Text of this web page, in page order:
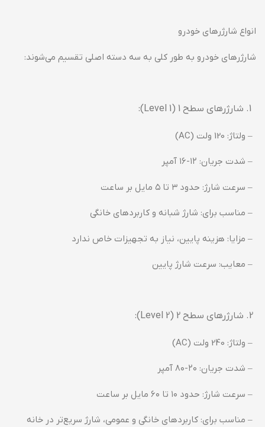
انواع شارژرهای خودرو
شارژرهای خودرو به طور کلی به سه دسته اصلی تقسیم می‌شوند:
شارژرهای سطح 1 (Level 1):
– ولتاژ: 120 ولت (AC)
– شدت جریان: ۱۲-۱۶ آمپر
– سرعت شارژ: حدود ۳ تا ۵ مایل بر ساعت
– مناسب برای: شارژ شبانه و کاربردهای خانگی
– مزایا: هزینه پایین، نیاز به تجهیزات خاص ندارد
– معایب: سرعت شارژ پایین
شارژرهای سطح 2 (Level 2):
– ولتاژ: 240 ولت (AC)
– شدت جریان: ۲۰-۸۰ آمپر
– سرعت شارژ: حدود ۱۰ تا ۶۰ مایل بر ساعت
– مناسب برای: کاربردهای خانگی و عمومی، شارژ سریع‌تر در خانه